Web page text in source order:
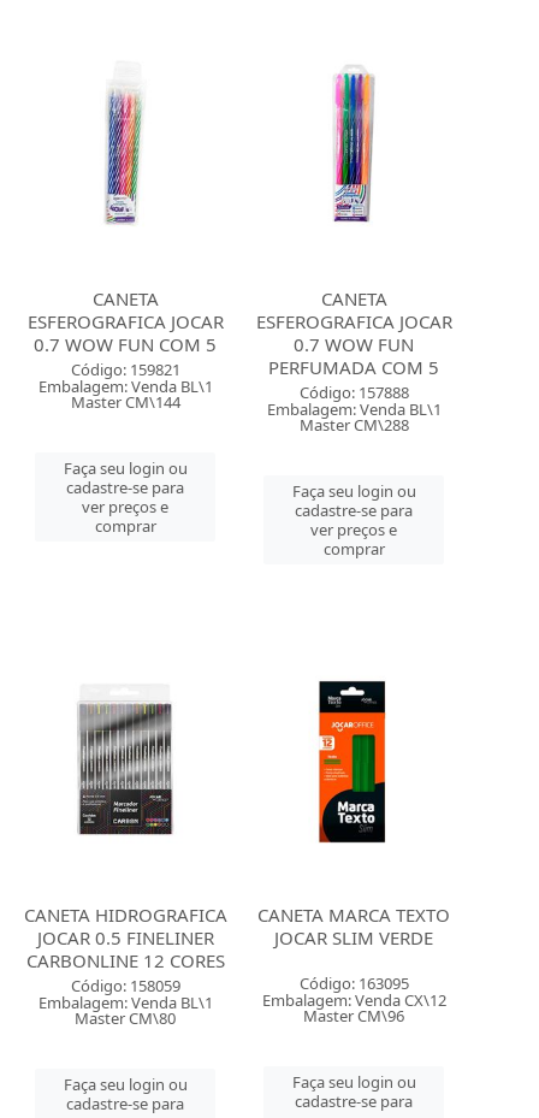
CANETA
ESFEROGRAFICA JOCAR
0.7 WOW FUN COM 5
Código: 159821
Embalagem: Venda BL\1
Master CM\144
Faça seu login ou
cadastre-se para
ver preços e
comprar
CANETA
ESFEROGRAFICA JOCAR
0.7 WOW FUN
PERFUMADA COM 5
Código: 157888
Embalagem: Venda BL\1
Master CM\288
Faça seu login ou
cadastre-se para
ver preços e
comprar
CANETA HIDROGRAFICA
JOCAR 0.5 FINELINER
CARBONLINE 12 CORES
Código: 158059
Embalagem: Venda BL\1
Master CM\80
Faça seu login ou
cadastre-se para
CANETA MARCA TEXTO
JOCAR SLIM VERDE
Código: 163095
Embalagem: Venda CX\12
Master CM\96
Faça seu login ou
cadastre-se para